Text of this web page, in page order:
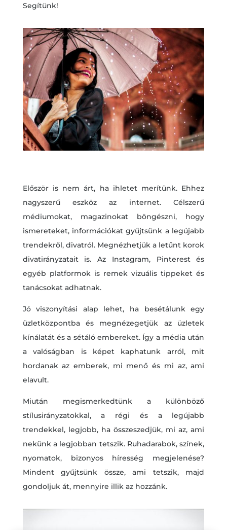
Segítünk!
Először is nem árt, ha ihletet merítünk. Ehhez
nagyszerű eszköz az internet. Célszerű
médiumokat, magazinokat böngészni, hogy
ismereteket, információkat gyűjtsünk a legújabb
trendekről, divatról. Megnézhetjük a letűnt korok
divatirányzatait is. Az Instagram, Pinterest és
egyéb platformok is remek vizuális tippeket és
tanácsokat adhatnak.
Jó viszonyítási alap lehet, ha besétálunk egy
üzletközpontba és megnézegetjük az üzletek
kínálatát és a sétáló embereket. Így a média után
a valóságban is képet kaphatunk arról, mit
hordanak az emberek, mi menő és mi az, ami
elavult.
Miután megismerkedtünk a különböző
stílusirányzatokkal, a régi és a legújabb
trendekkel, legjobb, ha összeszedjük, mi az, ami
nekünk a legjobban tetszik. Ruhadarabok, színek,
nyomatok, bizonyos híresség megjelenése?
Mindent gyűjtsünk össze, ami tetszik, majd
gondoljuk át, mennyire illik az hozzánk.